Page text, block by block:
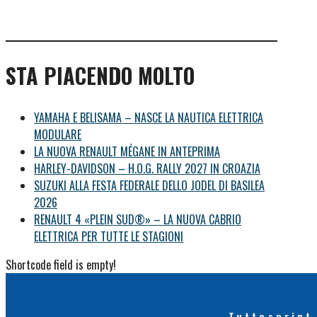
STA PIACENDO MOLTO
YAMAHA E BELISAMA – NASCE LA NAUTICA ELETTRICA
MODULARE
LA NUOVA RENAULT MÉGANE IN ANTEPRIMA
HARLEY-DAVIDSON – H.O.G. RALLY 2027 IN CROAZIA
SUZUKI ALLA FESTA FEDERALE DELLO JODEL DI BASILEA
2026
RENAULT 4 «PLEIN SUD®» – LA NUOVA CABRIO
ELETTRICA PER TUTTE LE STAGIONI
Shortcode field is empty!